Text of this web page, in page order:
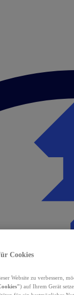
Cookies
Website zu verbessern,
) auf Ihrem Gerät